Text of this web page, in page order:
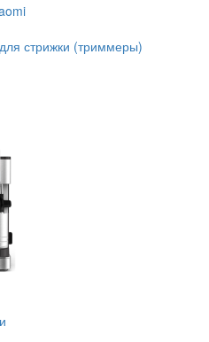
стрижки (триммеры)